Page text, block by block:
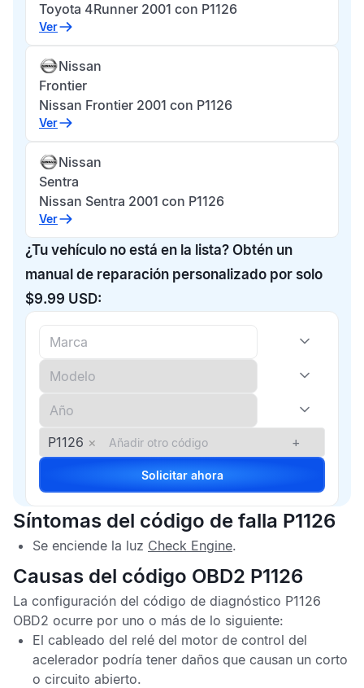
Toyota 4Runner 2001 con P1126
Ver
Nissan
Frontier
Nissan Frontier 2001 con P1126
Ver
Nissan
Sentra
Nissan Sentra 2001 con P1126
Ver
¿Tu vehículo no está en la lista? Obtén un
manual de reparación personalizado por solo
$9.99 USD:
P1126 × +
Solicitar ahora
Síntomas del código de falla P1126
Se enciende la luz Check Engine.
Causas del código OBD2 P1126
La configuración del código de diagnóstico P1126
OBD2 ocurre por uno o más de lo siguiente:
El cableado del relé del motor de control del
acelerador podría tener daños que causan un corto
o circuito abierto.